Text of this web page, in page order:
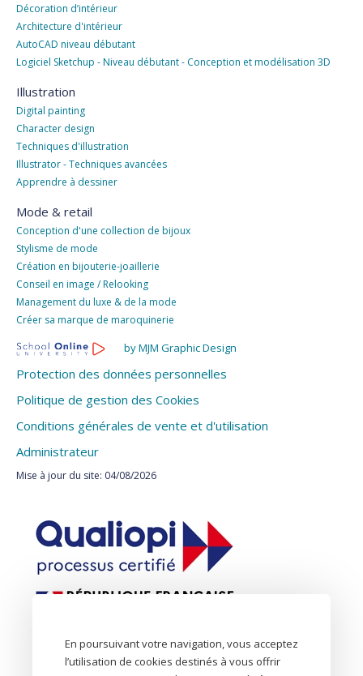
Décoration d’intérieur
Architecture d'intérieur
AutoCAD niveau débutant
Logiciel Sketchup - Niveau débutant - Conception et modélisation 3D
Illustration
Digital painting
Character design
Techniques d'illustration
Illustrator - Techniques avancées
Apprendre à dessiner
Mode & retail
Conception d'une collection de bijoux
Stylisme de mode
Création en bijouterie-joaillerie
Conseil en image / Relooking
Management du luxe & de la mode
Créer sa marque de maroquinerie
by MJM Graphic Design
Protection des données personnelles
Politique de gestion des Cookies
Conditions générales de vente et d'utilisation
Administrateur
Mise à jour du site: 04/08/2026
En poursuivant votre navigation, vous acceptez
l’utilisation de cookies destinés à vous offrir